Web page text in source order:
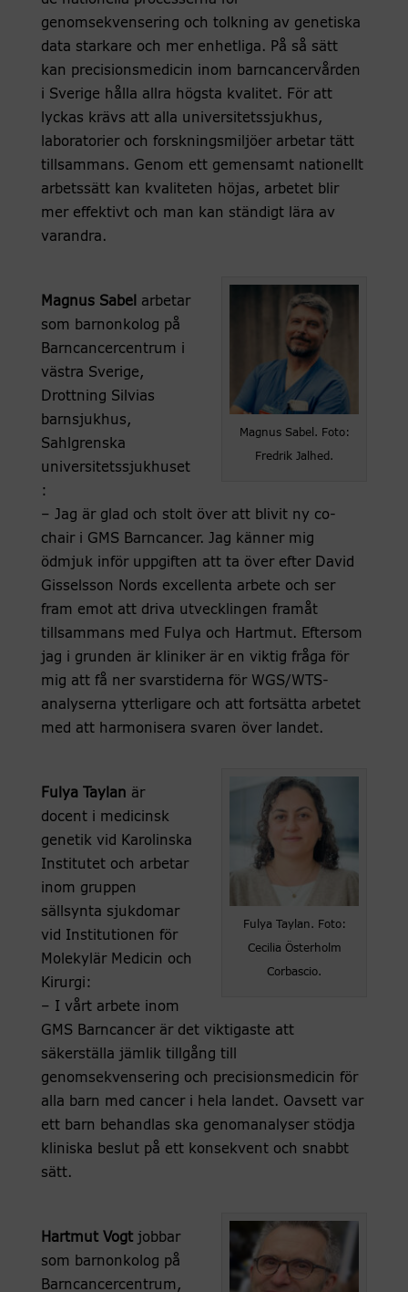
genomsekvensering och tolkning av genetiska
data starkare och mer enhetliga. På så sätt
kan precisionsmedicin inom barncancervården
i Sverige hålla allra högsta kvalitet. För att
lyckas krävs att alla universitetssjukhus,
laboratorier och forskningsmiljöer arbetar tätt
tillsammans. Genom ett gemensamt nationellt
arbetssätt kan kvaliteten höjas, arbetet blir
mer effektivt och man kan ständigt lära av
varandra.
Magnus Sabel. Foto:
Fredrik Jalhed.
Magnus Sabel
arbetar
som barnonkolog på
Barncancercentrum i
västra Sverige,
Drottning Silvias
barnsjukhus,
Sahlgrenska
universitetssjukhuset
:
– Jag är glad och stolt över att blivit ny co-
chair i GMS Barncancer. Jag känner mig
ödmjuk inför uppgiften att ta över efter David
Gisselsson Nords excellenta arbete och ser
fram emot att driva utvecklingen framåt
tillsammans med Fulya och Hartmut. Eftersom
jag i grunden är kliniker är en viktig fråga för
mig att få ner svarstiderna för WGS/WTS-
analyserna ytterligare och att fortsätta arbetet
med att harmonisera svaren över landet.
Fulya Taylan. Foto:
Cecilia Österholm
Corbascio.
Fulya Taylan är
docent i medicinsk
genetik vid Karolinska
Institutet och arbetar
inom gruppen
sällsynta sjukdomar
vid Institutionen för
Molekylär Medicin och
Kirurgi:
– I vårt arbete inom
GMS Barncancer är det viktigaste att
säkerställa jämlik tillgång till
genomsekvensering och precisionsmedicin för
alla barn med cancer i hela landet. Oavsett var
ett barn behandlas ska genomanalyser stödja
kliniska beslut på ett konsekvent och snabbt
sätt.
Hartmut Vogtjobbar
som barnonkolog på
Barncancercentrum,